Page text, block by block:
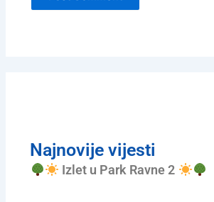
Najnovije vijesti
Izlet u Park Ravne 2